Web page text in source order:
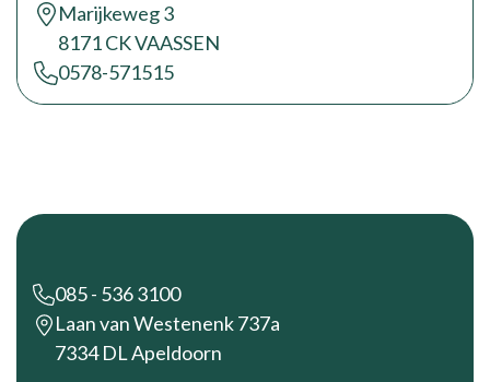
Marijkeweg 3
8171 CK VAASSEN
0578-571515
Footer
085 - 536 3100
Laan van Westenenk 737a
7334 DL Apeldoorn